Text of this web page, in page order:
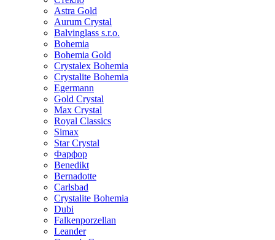
Astra Gold
Aurum Crystal
Balvinglass s.r.o.
Bohemia
Bohemia Gold
Crystalex Bohemia
Crystalite Bohemia
Egermann
Gold Crystal
Max Crystal
Royal Classics
Simax
Star Crystal
Фарфор
Benedikt
Bernadotte
Carlsbad
Crystalite Bohemia
Dubi
Falkenporzellan
Leander